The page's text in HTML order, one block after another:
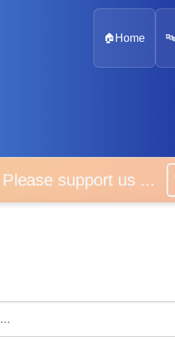
🏠 Home 🔤
support us ...